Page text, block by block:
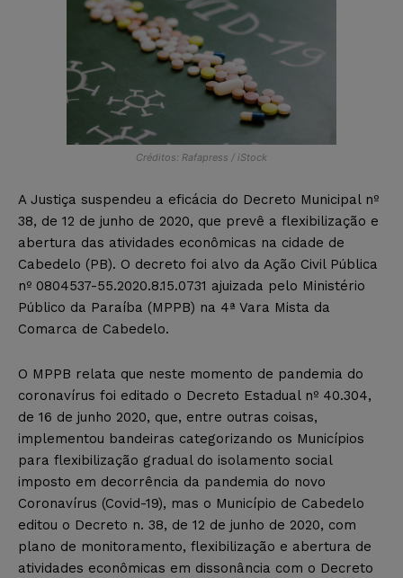
Créditos: Rafapress / iStock
A Justiça suspendeu a eficácia do Decreto Municipal nº
38, de 12 de junho de 2020, que prevê a flexibilização e
abertura das atividades econômicas na cidade de
Cabedelo (PB). O decreto foi alvo da Ação Civil Pública
nº 0804537-55.2020.8.15.0731 ajuizada pelo Ministério
Público da Paraíba (MPPB) na 4ª Vara Mista da
Comarca de Cabedelo.
O MPPB relata que neste momento de pandemia do
coronavírus foi editado o Decreto Estadual nº 40.304,
de 16 de junho 2020, que, entre outras coisas,
implementou bandeiras categorizando os Municípios
para flexibilização gradual do isolamento social
imposto em decorrência da pandemia do novo
Coronavírus (Covid-19), mas o Município de Cabedelo
editou o Decreto n. 38, de 12 de junho de 2020, com
plano de monitoramento, flexibilização e abertura de
atividades econômicas em dissonância com o Decreto